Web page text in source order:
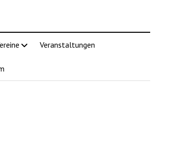
Veranstaltungen